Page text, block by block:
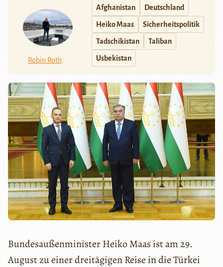
Robin Roth
Afghanistan Deutschland
Heiko Maas Sicherheitspolitik
Tadschikistan Taliban
Usbekistan
Bundesaußenminister Heiko Maas ist am 29.
August zu einer dreitägigen Reise in die Türkei